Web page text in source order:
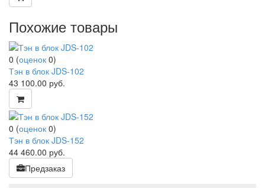
Похожие товары
0 (оценок 0)
Тэн в блок JDS-102
43 100.00 руб.
0 (оценок 0)
Тэн в блок JDS-152
44 460.00 руб.
Предзаказ